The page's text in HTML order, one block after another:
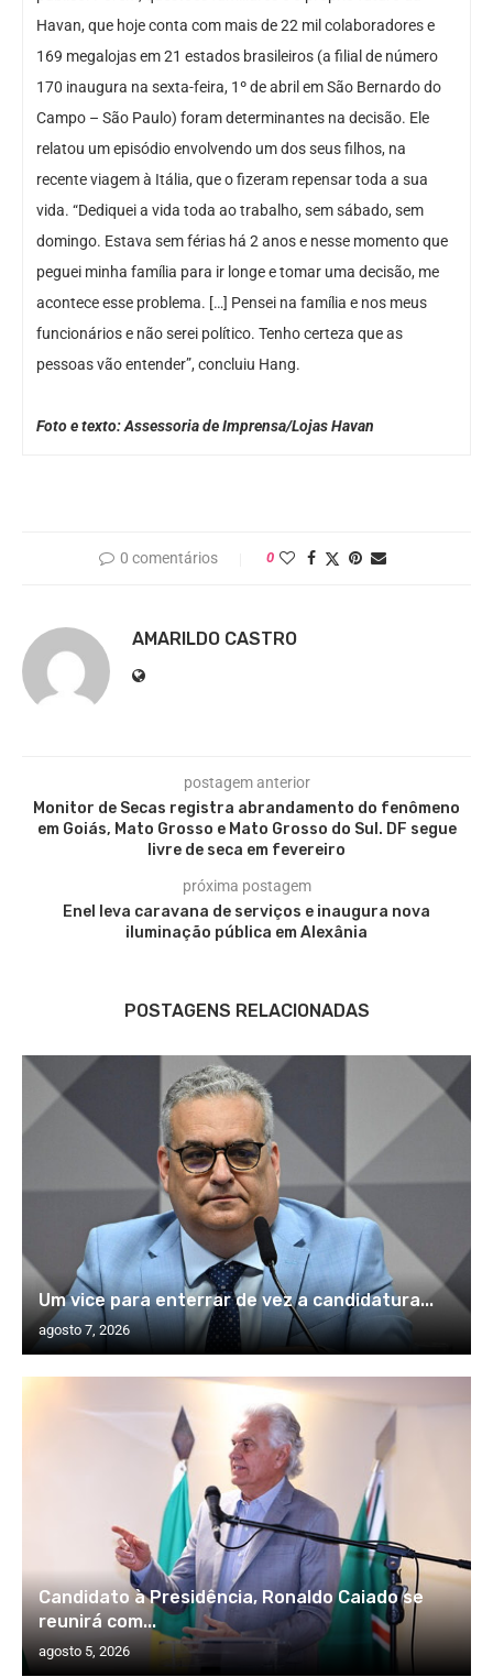
Havan, que hoje conta com mais de 22 mil colaboradores e
169 megalojas em 21 estados brasileiros (a filial de número
170 inaugura na sexta-feira, 1º de abril em São Bernardo do
Campo – São Paulo) foram determinantes na decisão. Ele
relatou um episódio envolvendo um dos seus filhos, na
recente viagem à Itália, que o fizeram repensar toda a sua
vida. “Dediquei a vida toda ao trabalho, sem sábado, sem
domingo. Estava sem férias há 2 anos e nesse momento que
peguei minha família para ir longe e tomar uma decisão, me
acontece esse problema. […] Pensei na família e nos meus
funcionários e não serei político. Tenho certeza que as
pessoas vão entender”, concluiu Hang.
Foto e texto: Assessoria de Imprensa/Lojas Havan
0 comentários 0
AMARILDO CASTRO
postagem anterior
Monitor de Secas registra abrandamento do fenômeno
em Goiás, Mato Grosso e Mato Grosso do Sul. DF segue
livre de seca em fevereiro
próxima postagem
Enel leva caravana de serviços e inaugura nova
iluminação pública em Alexânia
POSTAGENS RELACIONADAS
Um vice para enterrar de vez a candidatura...
agosto 7, 2026
Candidato à Presidência, Ronaldo Caiado se
reunirá com...
agosto 5, 2026